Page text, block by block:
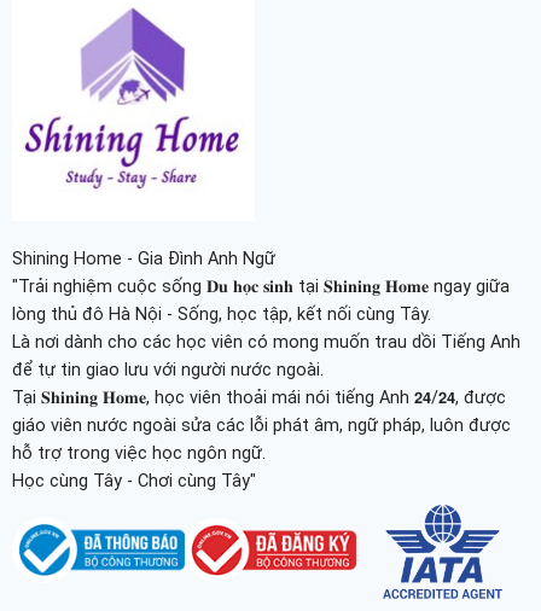
Shining Home - Gia Đình Anh Ngữ
"Trải nghiệm cuộc sống 𝐃𝐮 𝐡𝐨̣𝐜 𝐬𝐢𝐧𝐡 tại 𝐒𝐡𝐢𝐧𝐢𝐧𝐠 𝐇𝐨𝐦𝐞 ngay giữa
lòng thủ đô Hà Nội - Sống, học tập, kết nối cùng Tây.
Là nơi dành cho các học viên có mong muốn trau dồi Tiếng Anh
để tự tin giao lưu với người nước ngoài.
Tại 𝐒𝐡𝐢𝐧𝐢𝐧𝐠 𝐇𝐨𝐦𝐞, học viên thoải mái nói tiếng Anh 𝟮𝟰/𝟮𝟰, được
giáo viên nước ngoài sửa các lỗi phát âm, ngữ pháp, luôn được
hỗ trợ trong việc học ngôn ngữ.
Học cùng Tây - Chơi cùng Tây"